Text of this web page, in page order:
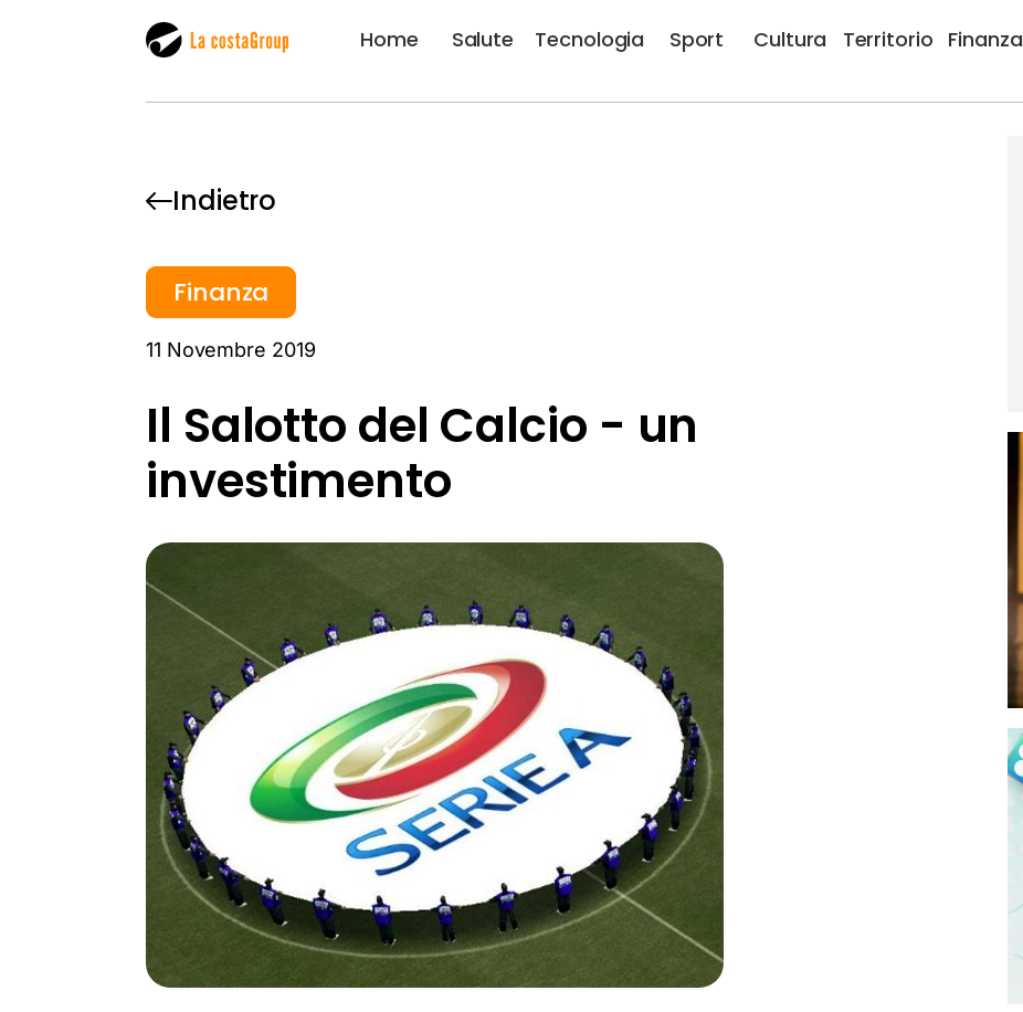
Home Salute Tecnologia Sport Cultura Territorio Finanza
Indietro
Finanza
11 Novembre 2019
Il Salotto del Calcio - un
investimento